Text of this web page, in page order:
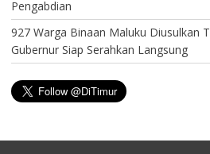
Pengabdian
927 Warga Binaan Maluku Diusulkan
Gubernur Siap Serahkan Langsung